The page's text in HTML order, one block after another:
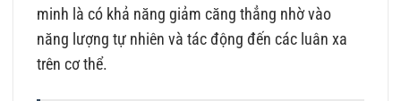
minh là có khả năng giảm căng thẳng nhờ vào
năng lượng tự nhiên và tác động đến các luân xa
trên cơ thể.